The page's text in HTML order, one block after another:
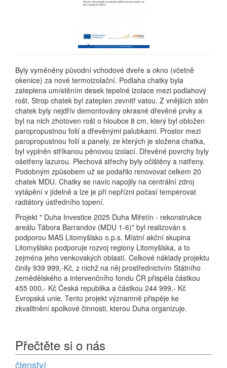
Byly vyměněny původní vchodové dveře a okno (včetně
okenice) za nové termoizolační. Podlaha chatky byla
zateplena umístěním desek tepelné izolace mezi podlahový
rošt. Strop chatek byl zateplen zevnitř vatou. Z vnějších stěn
chatek byly nejdřív demontovány okrasné dřevěné prvky a
byl na nich zhotoven rošt o hloubce 8 cm, který byl obložen
paropropustnou folií a dřevěnými palubkami. Prostor mezi
paropropustnou folií a panely, ze kterých je složena chatka,
byl vyplněn stříkanou pěnovou izolací. Dřevěné povrchy byly
ošetřeny lazurou. Plechová střechy byly očištěny a natřeny.
Podobným způsobem už se podařilo renovovat celkem 20
chatek MDU. Chatky se navíc napojily na centrální zdroj
vytápění v jídelně a lze je při nepřízni počasí temperovat
radiátory ústředního topení.
Projekt " Duha Investice 2025 Duha Miřetín - rekonstrukce
areálu Tábora Barrandov (MDU 1-6)" byl realizován s
podporou MAS Litomyšlsko o.p.s. Místní akční skupina
Litomyšlsko podporuje rozvoj regiony Litomyšlska, a to
zejména jeho venkovských oblastí. Celkové náklady projektu
činily 939 999,-Kč, z nichž na něj prostřednictvím Státního
zemědělského a intervenčního fondu ČR přispěla částkou
455 000,- Kč Česká republika a částkou 244 999,- Kč
Evropská unie. Tento projekt významně přispěje ke
zkvalitnění spolkové činnosti, kterou Duha organizuje.
Přečtěte si o nás
členství